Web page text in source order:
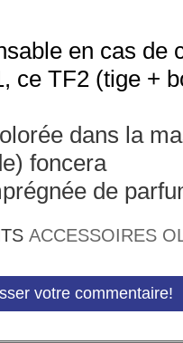
en cas de
ce TF2 (tige +
dans la
foncera
de
ACCESSOIRES